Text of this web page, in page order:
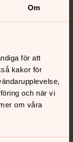
Om
för att
kakor för
och när vi
om våra
annat Arken,
och